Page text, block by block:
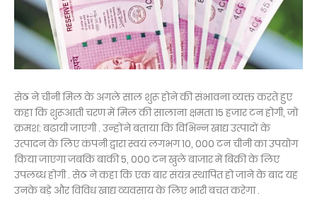
सेठ ने चीनी मिल के अगले साल शुरू होने की संभावना व्यक्त करते हुए
कहा कि शुरूआती चरण में मिल की सालाना क्षमता 15 हजार टन होगी, जो
क्रमश: बढायी जाएगी . उन्होंने बताया कि विभिन्न खाद्य उत्पादों के
उत्पादन के लिए कंपनी द्वारा स्वयं लगभग 10, 000 टन चीनी का उपयोग
किया जाएगा जबकि बाकी 5, 000 टन खुले बाजार में बिक्री के लिए
उपलब्ध होगी . सेठ ने कहा कि एक बार संयंत्र स्थापित हो जाने के बाद यह
उनके बड़े और विविध खाद्य व्यवसाय के लिए भारी बचत करेगा .